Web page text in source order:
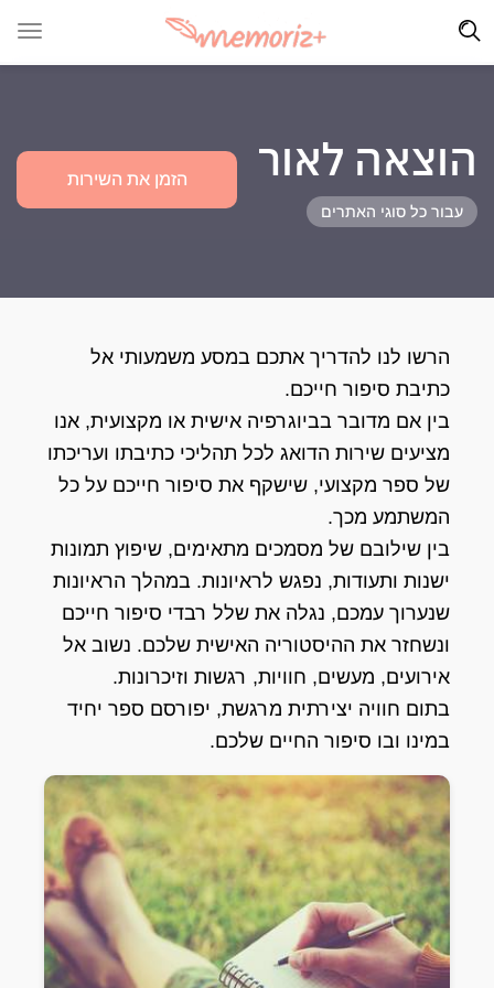
הוצאה לאור
עבור כל סוגי האתרים
הזמן את השירות
הרשו לנו להדריך אתכם במסע משמעותי אל
כתיבת סיפור חייכם.
בין אם מדובר בביוגרפיה אישית או מקצועית, אנו
מציעים שירות הדואג לכל תהליכי כתיבתו ועריכתו
של ספר מקצועי, שישקף את סיפור חייכם על כל
המשתמע מכך.
בין שילובם של מסמכים מתאימים, שיפוץ תמונות
ישנות ותעודות, נפגש לראיונות. במהלך הראיונות
שנערוך עמכם, נגלה את שלל רבדי סיפור חייכם
ונשחזר את ההיסטוריה האישית שלכם. נשוב אל
אירועים, מעשים, חוויות, רגשות וזיכרונות.
בתום חוויה יצירתית מרגשת, יפורסם ספר יחיד
במינו ובו סיפור החיים שלכם.